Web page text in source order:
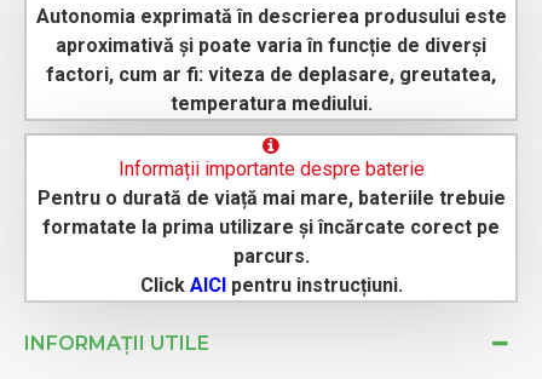
Autonomia exprimată în descrierea produsului este
aproximativă și poate varia în funcție de diverși
factori, cum ar fi: viteza de deplasare, greutatea,
temperatura mediului.
Informații importante despre baterie
Pentru o durată de viață mai mare, bateriile trebuie
formatate la prima utilizare și încărcate corect pe
parcurs.
Click AICIpentru instrucțiuni.
INFORMAȚII UTILE